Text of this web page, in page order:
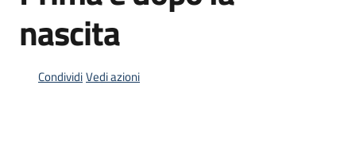
nascita
CondividiVedi azioni